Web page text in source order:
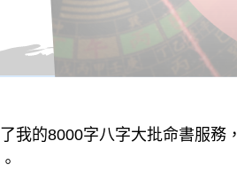
我的8000字八字大批命書服務，